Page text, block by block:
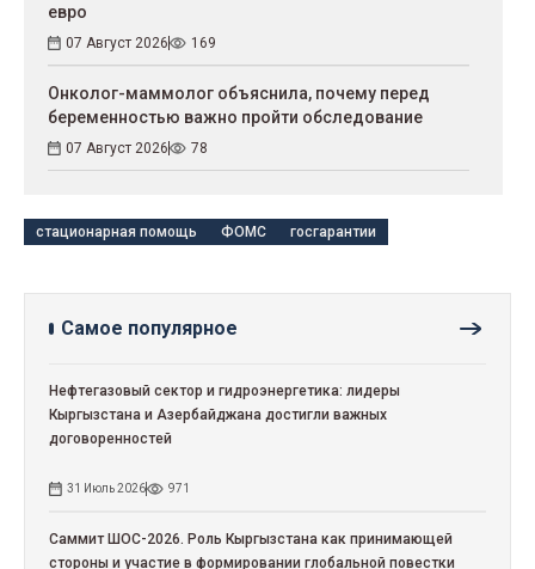
евро
07 Август 2026 169
Онколог-маммолог объяснила, почему перед
беременностью важно пройти обследование
07 Август 2026 78
стационарная помощь ФОМС госгарантии
Самое популярное
Нефтегазовый сектор и гидроэнергетика: лидеры
Кыргызстана и Азербайджана достигли важных
договоренностей
31 Июль 2026 971
Саммит ШОС-2026. Роль Кыргызстана как принимающей
стороны и участие в формировании глобальной повестки